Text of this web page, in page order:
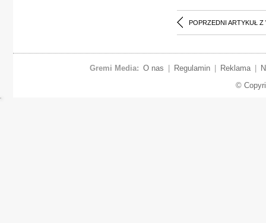
POPRZEDNI ARTYKUŁ Z
Gremi Media: O nas Regulamin Reklama
©